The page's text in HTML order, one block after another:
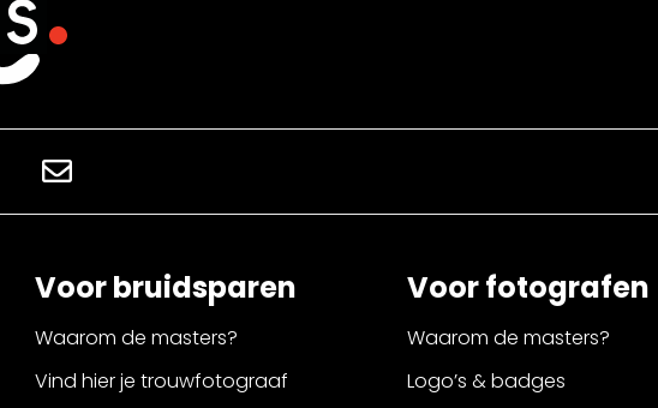
Voor bruidsparen
Waarom de masters?
Vind hier je trouwfotograaf
Voor fotografen
Waarom de masters?
Logo’s & badges